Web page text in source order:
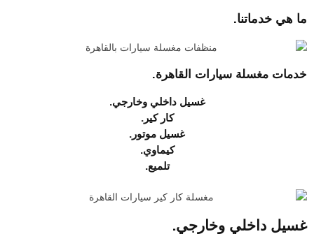
ما هي خدماتنا.
خدمات مغسلة سيارات القاهرة.
غسيل داخلي وخارجي.
كار كير.
غسيل موتور.
كيماوي.
تلميع.
غسيل داخلي وخارجي.